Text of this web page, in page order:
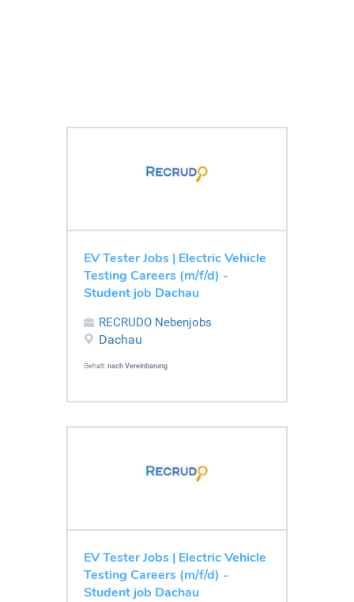
EV Tester Jobs | Electric Vehicle
Testing Careers (m/f/d) -
Student job Dachau
RECRUDO Nebenjobs
Dachau
Gehalt: nach Vereinbarung
EV Tester Jobs | Electric Vehicle
Testing Careers (m/f/d) -
Student job Dachau